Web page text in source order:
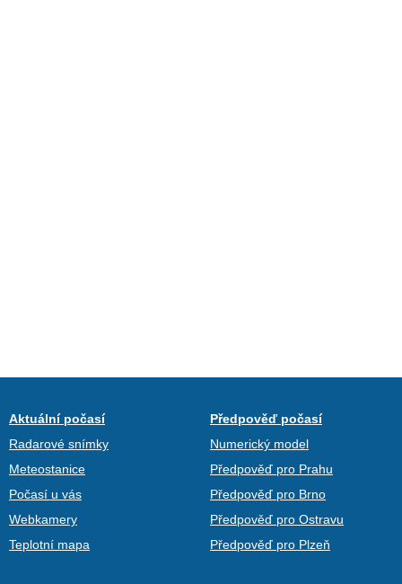
Aktuální počasí
Radarové snímky
Meteostanice
Počasí u vás
Webkamery
Teplotní mapa
Předpověď počasí
Numerický model
Předpověď pro Prahu
Předpověď pro Brno
Předpověď pro Ostravu
Předpověď pro Plzeň